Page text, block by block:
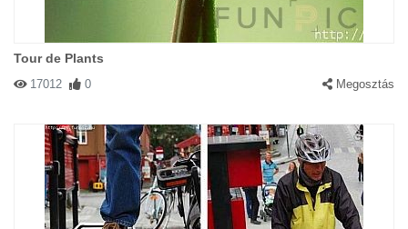
Tour de Plants
17012 0 Megosztás